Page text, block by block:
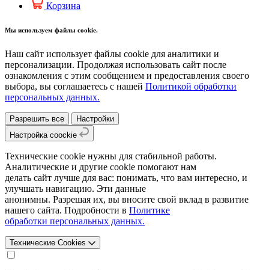
Корзина
Мы используем файлы cookie.
Наш сайт использует файлы cookie для аналитики и
персонализации. Продолжая использовать сайт после
ознакомления с этим сообщением и предоставления своего
выбора, вы соглашаетесь с нашей Политикой обработки
персональных данных.
Разрешить все
Настройки
Настройка coockie
Технические cookie нужны для стабильной работы.
Аналитические и другие cookie помогают нам
делать сайт лучше для вас: понимать, что вам интересно, и
улучшать навигацию. Эти данные
анонимны. Разрешая их, вы вносите свой вклад в развитие
нашего сайта. Подробности в Политике
обработки персональных данных.
Технические Cookies